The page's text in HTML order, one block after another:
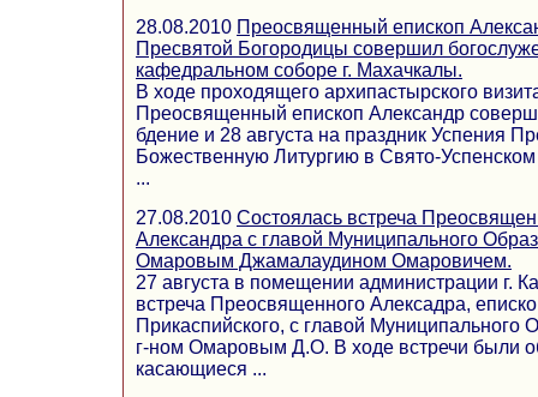
28.08.2010 Преосвященный епископ
Пресвятой Богородицы совершил
кафедральном соборе г. Махачкалы.
В ходе проходящего архипастырского
Преосвященный епископ Александр
бдение и 28 августа на праздник Успения
Божественную Литургию в Свято-
...
27.08.2010 Состоялась встреча
Александра с главой Муниципального
Омаровым Джамалаудином Омаровичем.
27 августа в помещении администрации г.
встреча Преосвященного Алексадра,
Прикаспийского, с главой Муниципального
г-ном Омаровым Д.О. В ходе встречи были
касающиеся ...